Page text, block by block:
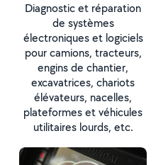
Diagnostic et réparation
de systèmes
électroniques et logiciels
pour camions, tracteurs,
engins de chantier,
excavatrices, chariots
élévateurs, nacelles,
plateformes et véhicules
utilitaires lourds, etc.